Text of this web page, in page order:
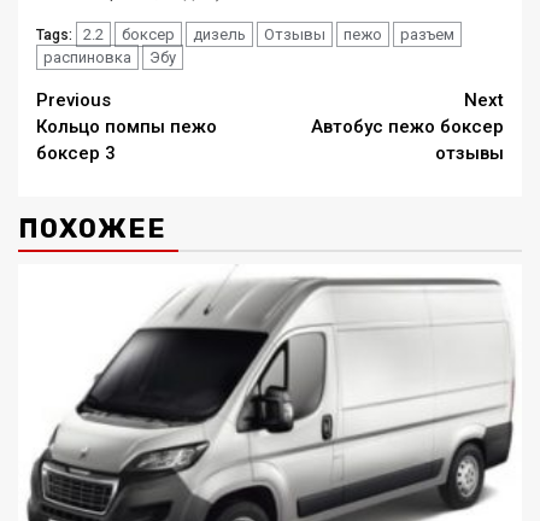
Tags: 2.2 боксер дизель Отзывы пежо
разъем
распиновка
Эбу
Continue
Reading
Previous
Кольцо помпы пежо
боксер 3
Next
Автобус пежо боксер
отзывы
ПОХОЖЕЕ